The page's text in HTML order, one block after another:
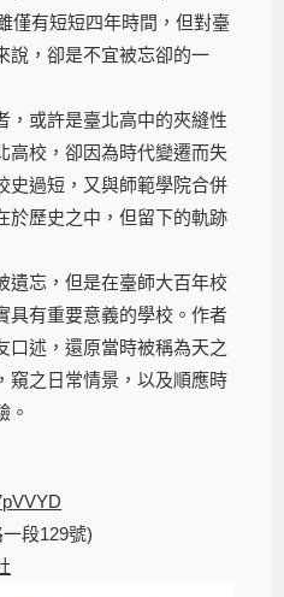
僅有短短四年時間，但對臺
說，卻是不宜被忘卻的一
，或許是臺北高中的夾縫性
高校，卻因為時代變遷而失
史過短，又與師範學院合併
於歷史之中，但留下的軌跡
遺忘，但是在臺師大百年校
具有重要意義的學校。作者
口述，還原當時被稱為天之
窺之日常情景，以及順應時
。
段129號)